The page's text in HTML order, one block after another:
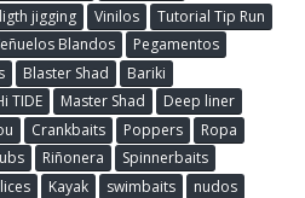
jigging Vinilos
Tutorial Tip Run
Blandos
Pegamentos
Blaster Shad
Bariki
TIDE Master Shad
Deep liner
Crankbaits Poppers
Ropa
Riñonera
Spinnerbaits
Kayak swimbaits
nudos